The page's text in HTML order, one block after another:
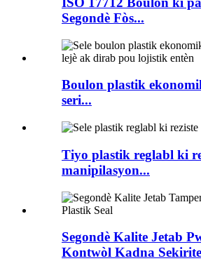
Segondè Fòs...
Boulon plastik
seri...
Tiyo plastik reglabl ki
manipilasyon...
Segondè Kalite Jetab
Kontwòl Kadna